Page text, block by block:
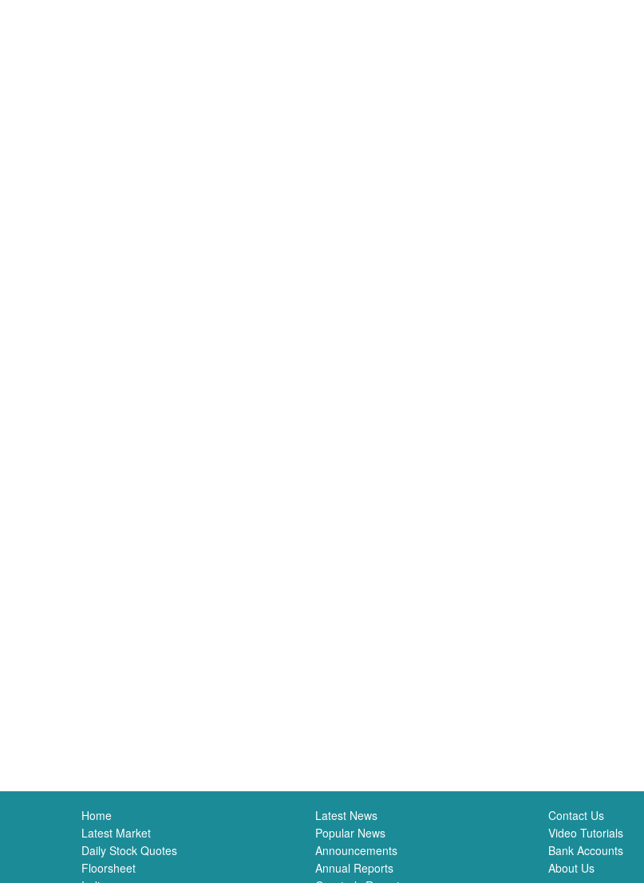
Home
Latest Market
Daily Stock Quotes
Floorsheet
Latest News
Popular News
Announcements
Annual Reports
Contact Us
Video Tutorials
Bank Accounts
About Us